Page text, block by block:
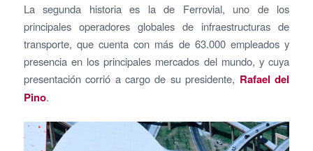
La segunda historia es la de Ferrovial, uno de los
principales operadores globales de infraestructuras de
transporte, que cuenta con más de 63.000 empleados y
presencia en los principales mercados del mundo, y cuya
presentación corrió a cargo de su presidente, Rafael del
Pino.